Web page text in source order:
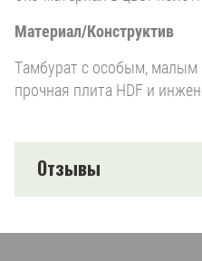
Материал/Конструктив
Тамбурат с особым, малым
прочная плита HDF и
Отзывы